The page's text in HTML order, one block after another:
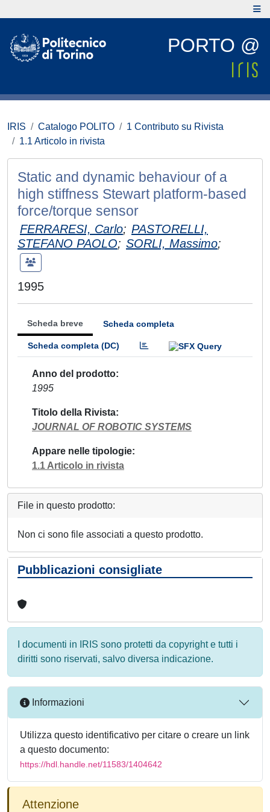
PORTO @
IRIS Catalogo POLITO
1 Contributo su Rivista
1.1 Articolo in rivista
Static and dynamic behaviour of a
high stiffness Stewart platform-based
force/torque sensor
FERRARESI, Carlo; PASTORELLI,
STEFANO PAOLO; SORLI, Massimo;
1995
Scheda breve Scheda completa
Scheda completa (DC)
Anno del prodotto
1995
Titolo della Rivista
JOURNAL OF ROBOTIC SYSTEMS
Appare nelle tipologie
1.1 Articolo in rivista
File in questo prodotto:
Non ci sono file associati a questo prodotto.
Pubblicazioni consigliate
I documenti in IRIS sono protetti da copyright e tutti i
diritti sono riservati, salvo diversa indicazione.
Informazioni
Utilizza questo identificativo per citare o creare un link
a questo documento:
https://hdl.handle.net/11583/1404642
Attenzione